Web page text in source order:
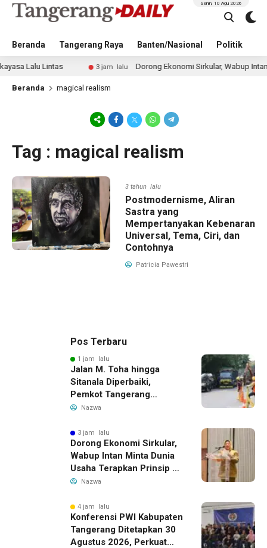
Beranda Tangerang Raya Banten/Nasional Politik
Senin, 10 Agu 2026
Lalu Lintas 3 jam lalu Dorong Ekonomi Sirkular, Wabup Intan
Beranda magical realism
Tag : magical realism
3 tahun lalu
Postmodernisme, Aliran
Sastra yang
Mempertanyakan Kebenaran
Universal, Tema, Ciri, dan
Contohnya
Patricia Pawestri
Pos Terbaru
1 jam lalu
Jalan M. Toha hingga
Sitanala Diperbaiki,
Pemkot Tangerang
Siapkan Rekayasa Lalu
Nazwa
3 jam lalu
Dorong Ekonomi Sirkular,
Wabup Intan Minta Dunia
Usaha Terapkan Prinsip 3R
dalam Pengelolaan Limbah
Nazwa
4 jam lalu
Konferensi PWI Kabupaten
Tangerang Ditetapkan 30
Agustus 2026, Perkuat